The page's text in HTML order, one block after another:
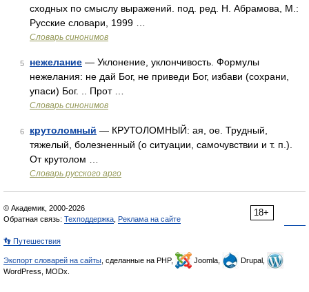
сходных по смыслу выражений. под. ред. Н. Абрамова, М.:
Русские словари, 1999 …
Словарь синонимов
5 нежелание — Уклонение, уклончивость. Формулы
нежелания: не дай Бог, не приведи Бог, избави (сохрани,
упаси) Бог. .. Прот …
Словарь синонимов
6 крутоломный — КРУТОЛОМНЫЙ: ая, ое. Трудный,
тяжелый, болезненный (о ситуации, самочувствии и т. п.).
От крутолом …
Словарь русского арго
18+
© Академик, 2000-2026
Обратная связь: Техподдержка Реклама на сайте
👣 Путешествия
Экспорт словарей на сайты , сделанные на PHP, Joomla,
Drupal,
WordPress, MODx.